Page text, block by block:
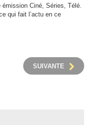
émission Ciné, Séries, Télé.
qui fait l’actu en ce
SUIVANTE